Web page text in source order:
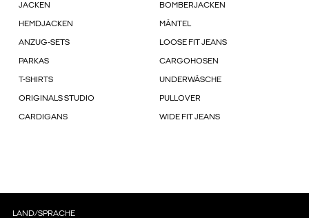
JACKEN BOMBERJACKEN
HEMDJACKEN MÄNTEL
ANZUG-SETS LOOSE FIT JEANS
PARKAS CARGOHOSEN
T-SHIRTS UNDERWÄSCHE
ORIGINALS STUDIO PULLOVER
CARDIGANS WIDE FIT JEANS
LAND/SPRACHE